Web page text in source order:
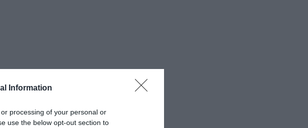
Information
processing of your personal or
use the below opt-out section to